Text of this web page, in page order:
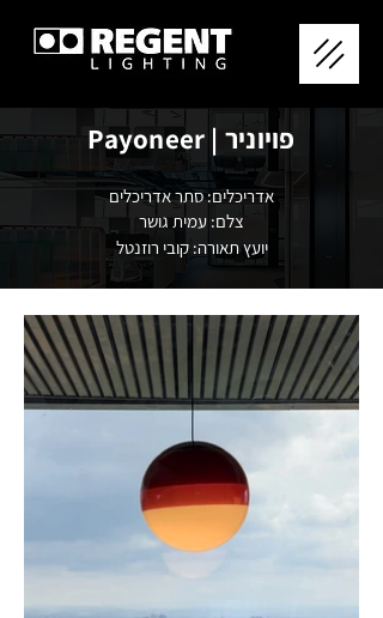
פויוניר | Payoneer
אדריכלים: סתר אדריכלים
צלם: עמית גושר
יועץ תאורה: קובי רוזנטל